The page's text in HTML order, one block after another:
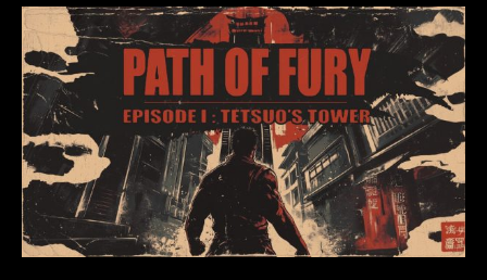
of
Fury
Desafíos:
participa
y
gana
premios
en